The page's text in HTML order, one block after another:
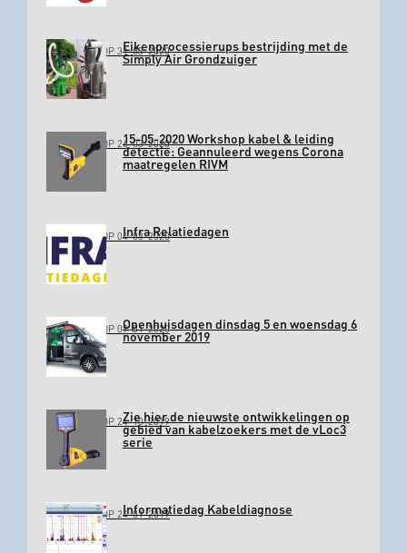
GEPLAATST OP 31-03-2020Eikenprocessierups bestrijding met de
Simply Air Grondzuiger
GEPLAATST OP 26-03-202015-05-2020 Workshop kabel & leiding
detectie: Geannuleerd wegens Corona
maatregelen RIVM
GEPLAATST OP 04-03-2020Infra Relatiedagen
GEPLAATST OP 09-01-2020Openhuisdagen dinsdag 5 en woensdag 6
november 2019
GEPLAATST OP 24-10-2019Zie hier de nieuwste ontwikkelingen op
gebied van kabelzoekers met de vLoc3
serie
GEPLAATST OP 24-01-2019Informatiedag Kabeldiagnose